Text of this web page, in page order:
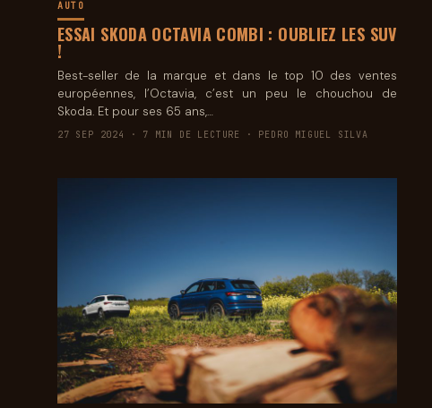
AUTO
ESSAI SKODA OCTAVIA COMBI : OUBLIEZ LES SUV
!
Best-seller de la marque et dans le top 10 des ventes
européennes, l’Octavia, c’est un peu le chouchou de
Skoda. Et pour ses 65 ans,…
27 SEP 2024 · 7 MIN DE LECTURE · PEDRO MIGUEL SILVA